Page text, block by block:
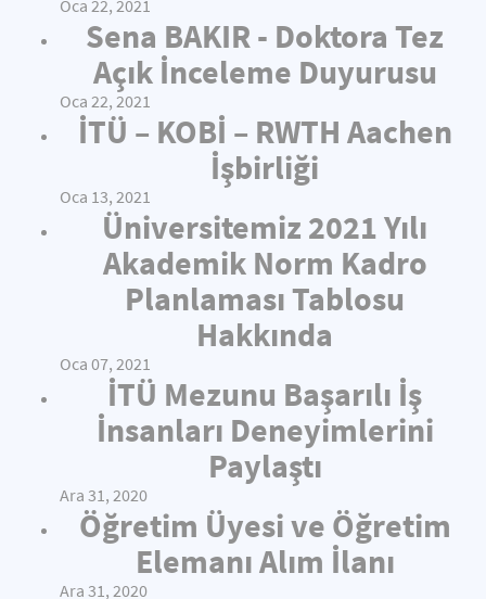
Oca 22, 2021
Sena BAKIR - Doktora Tez
Açık İnceleme Duyurusu
Oca 22, 2021
İTÜ – KOBİ – RWTH Aachen
İşbirliği
Oca 13, 2021
Üniversitemiz 2021 Yılı
Akademik Norm Kadro
Planlaması Tablosu
Hakkında
Oca 07, 2021
İTÜ Mezunu Başarılı İş
İnsanları Deneyimlerini
Paylaştı
Ara 31, 2020
Öğretim Üyesi ve Öğretim
Elemanı Alım İlanı
Ara 31, 2020